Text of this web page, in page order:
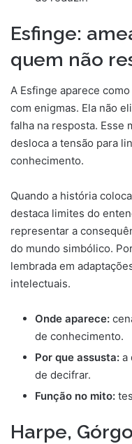
Esfinge:
quem não
A Esfinge aparece
com enigmas. Ela não
falha na resposta. Esse
desloca a tensão para
conhecimento.
Quando a história
destaca limites do
representar a
do mundo simbólico.
lembrada em
intelectuais.
Onde aparece:
de conhecimento.
Por que assusta: a
de decifrar.
Função no mito:
Harpe,